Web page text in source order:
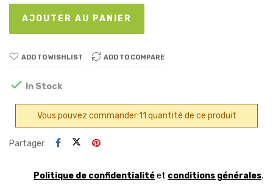
AJOUTER AU PANIER
ADD TO WISHLIST ADD TO COMPARE
 In Stock
Vous pouvez commander:11 quantité de ce produit
Partager
Politique de confidentialitéet conditions générales.